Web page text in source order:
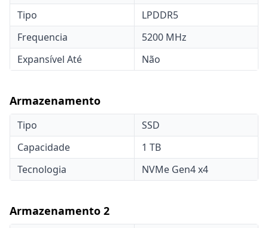
Tipo
LPDDR5
Frequencia
5200 MHz
Expansível Até
Não
Armazenamento
Tipo
SSD
Capacidade
1 TB
Tecnologia
NVMe Gen4 x4
Armazenamento 2